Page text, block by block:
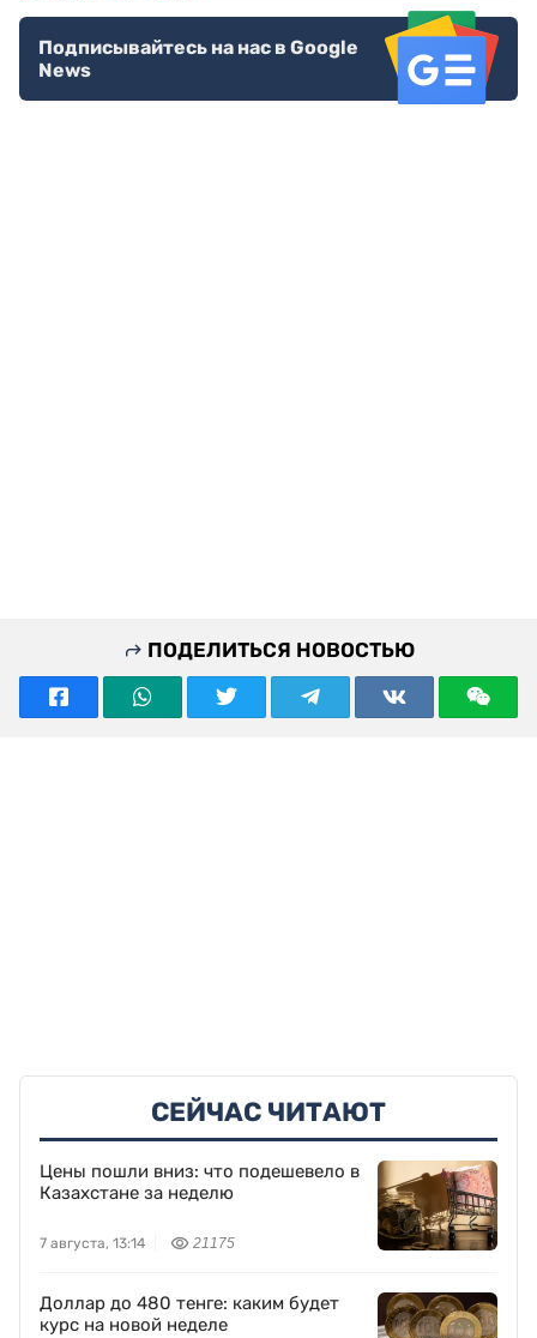
Подписывайтесь на нас в Google
News
ПОДЕЛИТЬСЯ НОВОСТЬЮ
СЕЙЧАС ЧИТАЮТ
Цены пошли вниз: что подешевело в
Казахстане за неделю
7 августа, 13:14 21175
Доллар до 480 тенге: каким будет
курс на новой неделе